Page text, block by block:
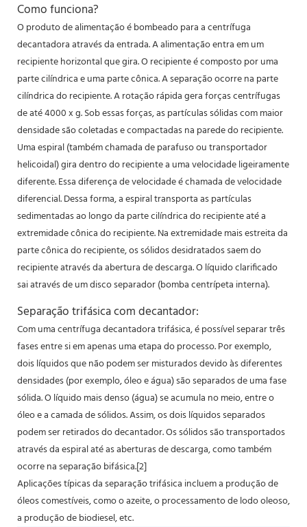
Como funciona?
O produto de alimentação é bombeado para a centrífuga
decantadora através da entrada. A alimentação entra em um
recipiente horizontal que gira. O recipiente é composto por uma
parte cilíndrica e uma parte cônica. A separação ocorre na parte
cilíndrica do recipiente. A rotação rápida gera forças centrífugas
de até 4000 x g. Sob essas forças, as partículas sólidas com maior
densidade são coletadas e compactadas na parede do recipiente.
Uma espiral (também chamada de parafuso ou transportador
helicoidal) gira dentro do recipiente a uma velocidade ligeiramente
diferente. Essa diferença de velocidade é chamada de velocidade
diferencial. Dessa forma, a espiral transporta as partículas
sedimentadas ao longo da parte cilíndrica do recipiente até a
extremidade cônica do recipiente. Na extremidade mais estreita da
parte cônica do recipiente, os sólidos desidratados saem do
recipiente através da abertura de descarga. O líquido clarificado
sai através de um disco separador (bomba centrípeta interna).
Separação trifásica com decantador:
Com uma centrífuga decantadora trifásica, é possível separar três
fases entre si em apenas uma etapa do processo. Por exemplo,
dois líquidos que não podem ser misturados devido às diferentes
densidades (por exemplo, óleo e água) são separados de uma fase
sólida. O líquido mais denso (água) se acumula no meio, entre o
óleo e a camada de sólidos. Assim, os dois líquidos separados
podem ser retirados do decantador. Os sólidos são transportados
através da espiral até as aberturas de descarga, como também
ocorre na separação bifásica.[2]
Aplicações típicas da separação trifásica incluem a produção de
óleos comestíveis, como o azeite, o processamento de lodo oleoso,
a produção de biodiesel, etc.